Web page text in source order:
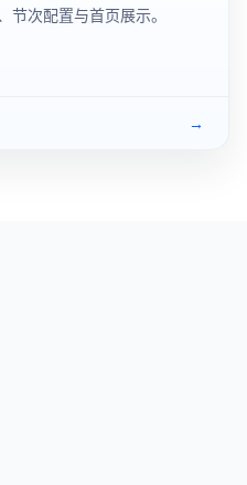
节次配置与首页展示。
→